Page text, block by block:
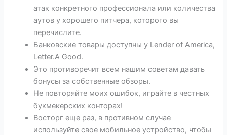
атак конкретного профессионала или количества
аутов у хорошего питчера, которого вы
перечислите.
Банковские товары доступны у Lender of America,
Letter.A Good.
Это противоречит всем нашим советам давать
бонусы за собственные обзоры.
Не повторяйте моих ошибок, играйте в честных
букмекерских конторах!
Восторг еще раз, в противном случае
используйте свое мобильное устройство, чтобы